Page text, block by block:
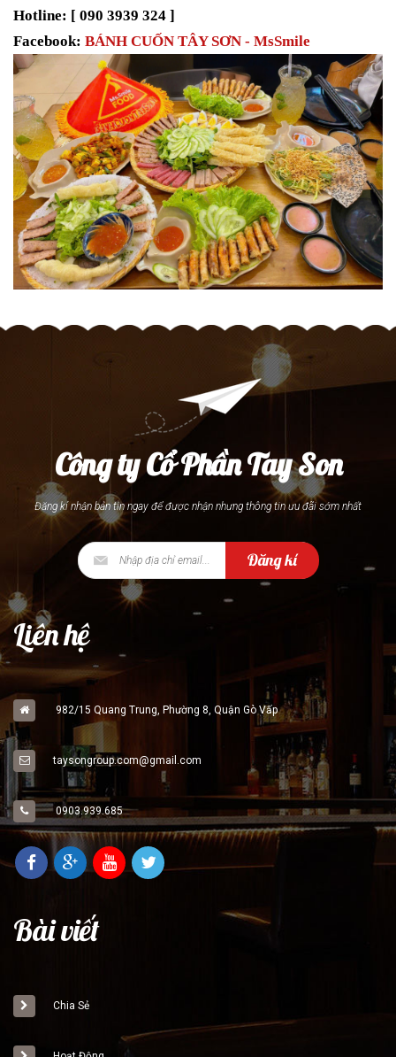
Hotline: [ 090 3939 324 ]
Facebook: BÁNH CUỐN TÂY SƠN - MsSmile
Công ty Cổ Phần Tay Son
Đăng kí nhận bản tin ngay để được nhận nhưng thông tin ưu đãi sớm nhất
Đăng kí
Liên hệ
982/15 Quang Trung, Phường 8, Quận Gò Vấp
taysongroup.com@gmail.com
0903.939.685
Bài viết
Chia Sẻ